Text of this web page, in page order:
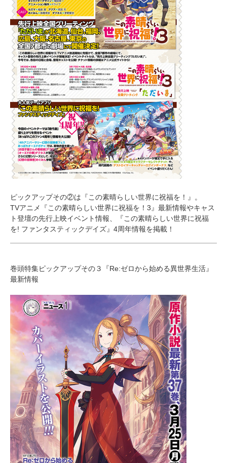
ピックアップその②は『この素晴らしい世界に祝福を！』。
TVアニメ『この素晴らしい世界に祝福を！3』最新情報やキャス
ト登壇の先行上映イベント情報、『この素晴らしい世界に祝福
を! ファンタスティックデイズ』4周年情報を掲載！
巻頭特集ピックアップその３『Re:ゼロから始める異世界生活』
最新情報